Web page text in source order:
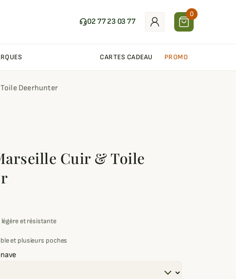
02 77 23 03 77
0
CARTES CADEAU PROMO
Deerhunter
Cuir & Toile
et résistante
et plusieurs poches